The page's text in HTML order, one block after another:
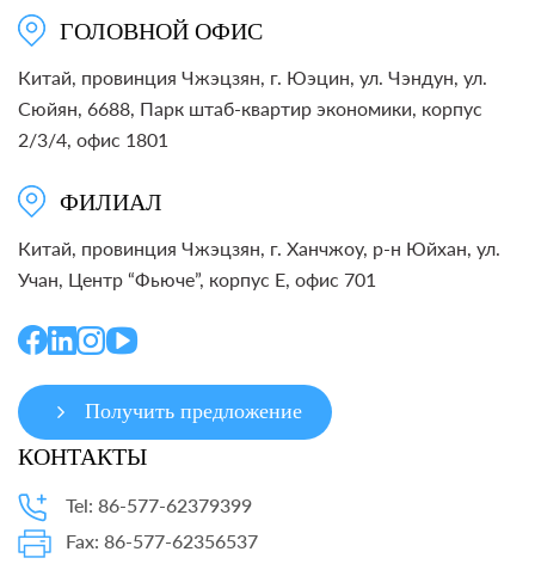
ГОЛОВНОЙ ОФИС
Китай, провинция Чжэцзян, г. Юэцин, ул. Чэндун, ул.
Сюйян, 6688, Парк штаб-квартир экономики, корпус
2/3/4, офис 1801
ФИЛИАЛ
Китай, провинция Чжэцзян, г. Ханчжоу, р-н Юйхан, ул.
Учан, Центр “Фьюче”, корпус E, офис 701
Получить предложение
КОНТАКТЫ
Tel: 86-577-62379399
Fax: 86-577-62356537